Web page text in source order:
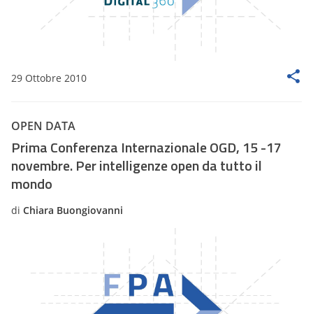
29 Ottobre 2010
OPEN DATA
Prima Conferenza Internazionale OGD, 15 -17
novembre. Per intelligenze open da tutto il
mondo
di Chiara Buongiovanni